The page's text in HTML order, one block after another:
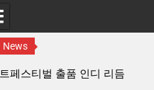
News
스트밴드’ 8월 26일(수) 개봉